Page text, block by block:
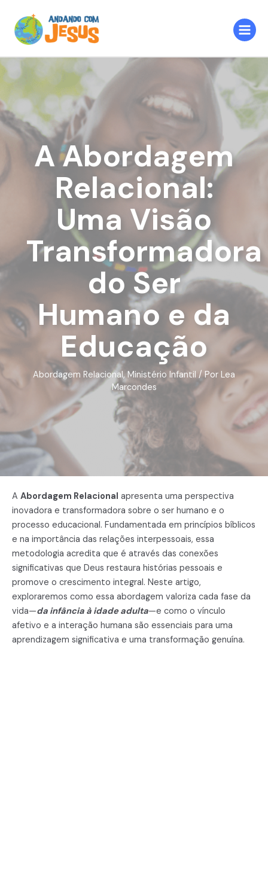
para
Menu
A Abordagem
Relacional:
Uma Visão
Transformadora
do Ser
Humano e da
Educação
Abordagem Relacional,Ministério Infantil / Por Lea
Marcondes
A Abordagem Relacional apresenta uma perspectiva
inovadora e transformadora sobre o ser humano e o
processo educacional. Fundamentada em princípios bíblicos
e na importância das relações interpessoais, essa
metodologia acredita que é através das conexões
significativas que Deus restaura histórias pessoais e
promove o crescimento integral. Neste artigo,
exploraremos como essa abordagem valoriza cada fase da
vida—da infância à idade adulta—e como o vínculo
afetivo e a interação humana são essenciais para uma
aprendizagem significativa e uma transformação genuína.
navigation